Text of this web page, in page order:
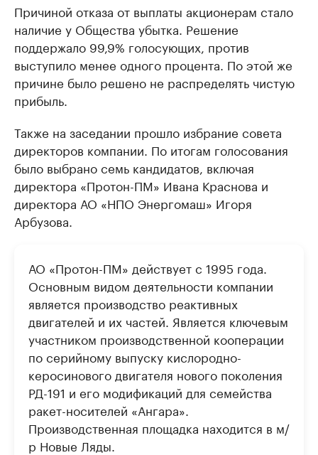
Причиной отказа от выплаты акционерам стало
наличие у Общества убытка. Решение
поддержало 99,9% голосующих, против
выступило менее одного процента. По этой же
причине было решено не распределять чистую
прибыль.
Также на заседании прошло избрание совета
директоров компании. По итогам голосования
было выбрано семь кандидатов, включая
директора «Протон-ПМ» Ивана Краснова и
директора АО «НПО Энергомаш» Игоря
Арбузова.
АО «Протон-ПМ» действует с 1995 года.
Основным видом деятельности компании
является производство реактивных
двигателей и их частей. Является ключевым
участником производственной кооперации
по серийному выпуску кислородно-
керосинового двигателя нового поколения
РД-191 и его модификаций для семейства
ракет-носителей «Ангара».
Производственная площадка находится в м/
р Новые Ляды.